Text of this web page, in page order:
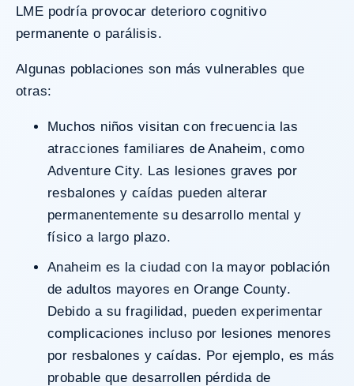
LME podría provocar deterioro cognitivo
permanente o parálisis.
Algunas poblaciones son más vulnerables que
otras:
Muchos niños visitan con frecuencia las
atracciones familiares de Anaheim, como
Adventure City. Las lesiones graves por
resbalones y caídas pueden alterar
permanentemente su desarrollo mental y
físico a largo plazo.
Anaheim es la ciudad con la mayor población
de adultos mayores en Orange County.
Debido a su fragilidad, pueden experimentar
complicaciones incluso por lesiones menores
por resbalones y caídas. Por ejemplo, es más
probable que desarrollen pérdida de